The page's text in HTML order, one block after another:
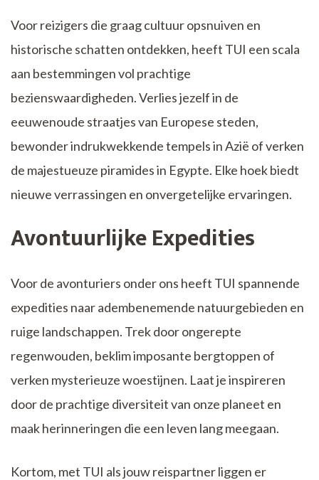
Voor reizigers die graag cultuur opsnuiven en
historische schatten ontdekken, heeft TUI een scala
aan bestemmingen vol prachtige
bezienswaardigheden. Verlies jezelf in de
eeuwenoude straatjes van Europese steden,
bewonder indrukwekkende tempels in Azië of verken
de majestueuze piramides in Egypte. Elke hoek biedt
nieuwe verrassingen en onvergetelijke ervaringen.
Avontuurlijke Expedities
Voor de avonturiers onder ons heeft TUI spannende
expedities naar adembenemende natuurgebieden en
ruige landschappen. Trek door ongerepte
regenwouden, beklim imposante bergtoppen of
verken mysterieuze woestijnen. Laat je inspireren
door de prachtige diversiteit van onze planeet en
maak herinneringen die een leven lang meegaan.
Kortom, met TUI als jouw reispartner liggen er